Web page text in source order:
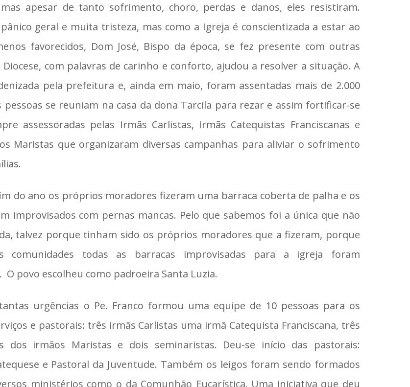
apesar de tanto sofrimento, choro, perdas e danos, eles resistiram.
geral e muita tristeza, mas como a Igreja é conscientizada a estar ao
favorecidos, Dom José, Bispo da época, se fez presente com outras
Diocese, com palavras de carinho e conforto, ajudou a resolver a situação. A
pela prefeitura e, ainda em maio, foram assentadas mais de 2.000
pessoas se reuniam na casa da dona Tarcila para rezar e assim fortificar-se
assessoradas pelas Irmãs Carlistas, Irmãs Catequistas Franciscanas e
Maristas que organizaram diversas campanhas para aliviar o sofrimento
do ano os próprios moradores fizeram uma barraca coberta de palha e os
improvisados com pernas mancas. Pelo que sabemos foi a única que não
talvez porque tinham sido os próprios moradores que a fizeram, porque
comunidades todas as barracas improvisadas para a igreja foram
O povo escolheu como padroeira Santa Luzia.
urgências o Pe. Franco formou uma equipe de 10 pessoas para os
e pastorais: três irmãs Carlistas uma irmã Catequista Franciscana, três
dos irmãos Maristas e dois seminaristas. Deu-se início das pastorais:
e Pastoral da Juventude. Também os leigos foram sendo formados
ministérios como o da Comunhão Eucarística. Uma iniciativa que deu